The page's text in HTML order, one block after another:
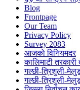
Blog
Frontpage
Our Team
Privacy Policy
Survey 2083
आजकाे विनियमदर
कालिमाटी तरकारी
गल्छी-त्रिशुली-
गल्छी-त्रिशुली-